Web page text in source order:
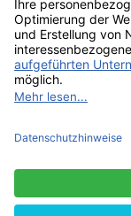
* Alle Preise inkl.